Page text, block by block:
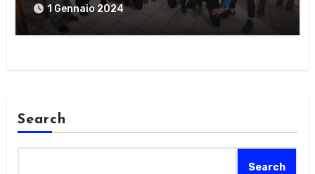
1 Gennaio 2024
Search
Search